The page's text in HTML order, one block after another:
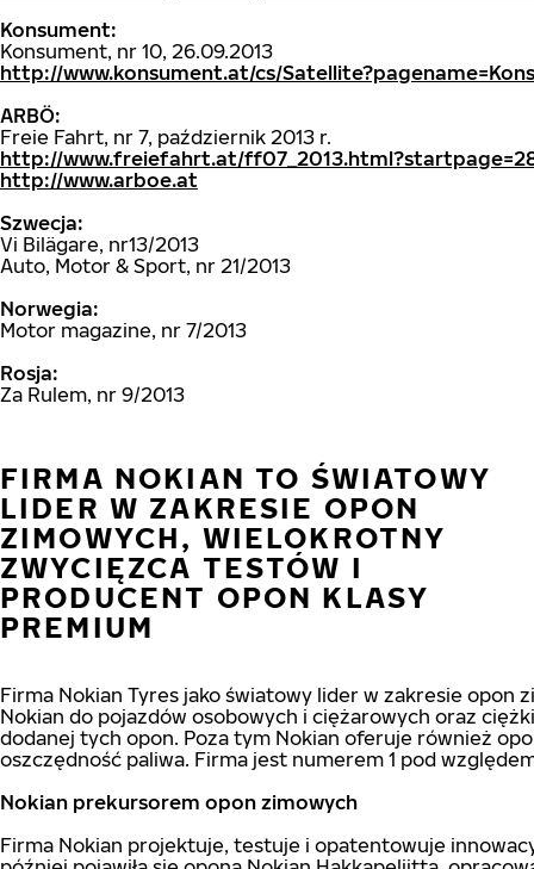
Konsument:
Konsument, nr 10, 26.09.2013
http://www.konsument.at/cs/
ARBÖ:
Freie Fahrt, nr 7, październik 2013 r.
http://www.freiefahrt.at/
http://www.arboe.at
Szwecja:
Vi Bilägare, nr13/2013
Auto, Motor & Sport, nr 21/2013
Norwegia:
Motor magazine, nr 7/2013
Rosja:
Za Rulem, nr 9/2013
FIRMA NOKIAN TO ŚWIATOWY
LIDER W ZAKRESIE OPON
ZIMOWYCH, WIELOKROTNY
ZWYCIĘZCA TESTÓW I
PRODUCENT OPON KLASY
PREMIUM
Firma Nokian Tyres jako światowy lider w zakresie
Nokian do pojazdów osobowych i ciężarowych oraz
dodanej tych opon. Poza tym Nokian oferuje również
oszczędność paliwa. Firma jest numerem 1 pod
Nokian prekursorem opon zimowych
Firma Nokian projektuje, testuje i opatentowuje